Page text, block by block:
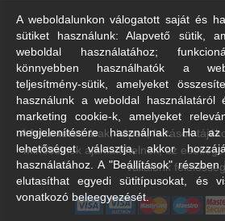
A feltüntetett árak, képek, leírások
minősülnek ajánlattételnek, az
vállalunk
A weboldalunkon válogatott saját és
sütiket használunk: Alapvető sütik,
weboldal használatához;
könnyebben használhatók a
teljesítmény-sütik, amelyeket
használunk a weboldal
marketing cookie-k, amelyeket
megjelenítésére használnak. Ha
lehetőséget választja, akkor
használatához. A "Beállítások"
elutasíthat egyedi sütitípusokat, és
vonatkozó beleegyezését.